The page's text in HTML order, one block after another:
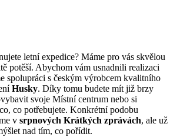
letní expedice? Máme pro vás skvělou
potěší. Abychom vám usnadnili realizaci
spolupráci s českým výrobcem kvalitního
Husky. Díky tomu budete mít již brzy
svoje Místní centrum nebo si
co potřebujete. Konkrétní podobu
v srpnových Krátkých zprávách, ale už
nad tím, co pořídit.